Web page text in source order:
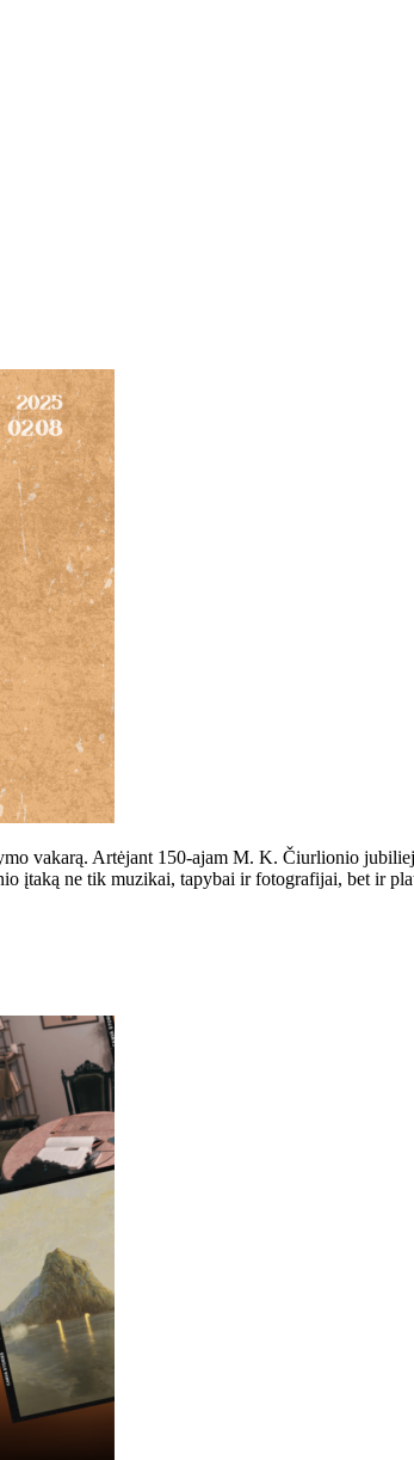
vakarą. Artėjant 150-ajam M. K. Čiurlionio
įtaką ne tik muzikai, tapybai ir fotografijai, bet ir